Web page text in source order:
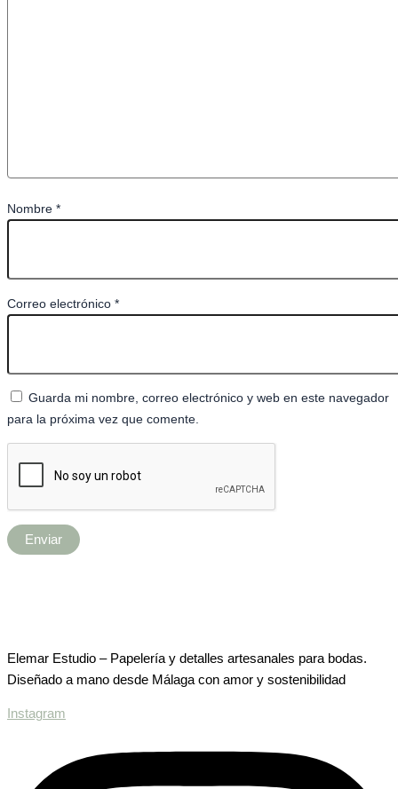
Nombre *
Correo electrónico *
Guarda mi nombre, correo electrónico y web en este navegador
para la próxima vez que comente.
Elemar Estudio – Papelería y detalles artesanales para bodas.
Diseñado a mano desde Málaga con amor y sostenibilidad
Instagram